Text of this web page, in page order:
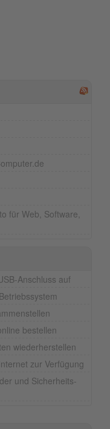
für Web, Software,
Anschluss auf
bestellen
wiederherstellen
zur Verfügung
und Sicherheits-